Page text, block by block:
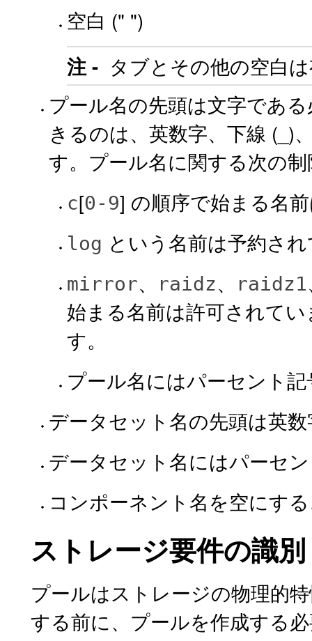
空白 (" ")
注 - タブとその他の空白
プール名の先頭は文字であ
きるのは、英数字、下線 (_)
す。プール名に関する次の
c[0-9] の順序で始まる名
log という名前は予約さ
mirror、 raidz、 raidz1
始まる名前は許可されて
す。
プール名にはパーセント記
データセット名の先頭は英
データセット名にはパーセ
コンポーネント名を空にす
ストレージ要件の識別
プールはストレージの物理的
する前に、プールを作成する